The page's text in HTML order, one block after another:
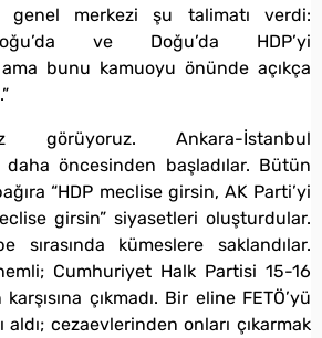
genel merkezi şu talimatı verdi:
ve Doğu’da HDP’yi
bunu kamuoyu önünde açıkça
görüyoruz. Ankara-İstanbul
öncesinden başladılar. Bütün
“HDP meclise girsin, AK Parti’yi
girsin” siyasetleri oluşturdular.
sırasında kümeslere saklandılar.
Cumhuriyet Halk Partisi 15-16
çıkmadı. Bir eline FETÖ’yü
aldı; cezaevlerinden onları çıkarmak